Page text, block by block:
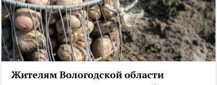
Жителям Вологодской области